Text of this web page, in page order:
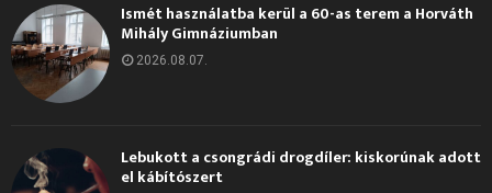
Ismét használatba kerül a 60-as terem a Horváth
Mihály Gimnáziumban
2026.08.07.
Lebukott a csongrádi drogdíler: kiskorúnak adott
el kábítószert